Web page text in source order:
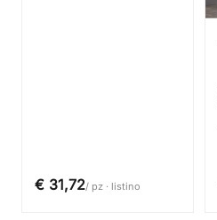
€ 31,72/ pz · listino